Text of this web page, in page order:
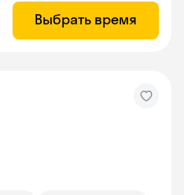
Выбрать время